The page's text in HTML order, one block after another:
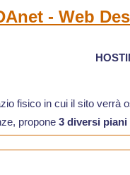
- Web
fisico in cui il sito verrà
propone 3 diversi